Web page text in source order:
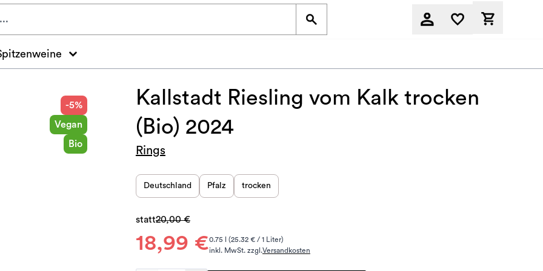
-5%
Vegan
Bio
Kallstadt Riesling vom Kalk trocken
(Bio) 2024
Rings
Deutschland Pfalz trocken
18,99 €
statt20,00 €
0.75 l (25.32 € / 1 Liter)
inkl. MwSt. zzgl.Versandkosten